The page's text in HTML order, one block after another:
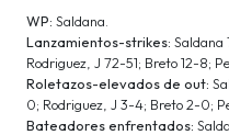
WP: Saldana.
Lanzamientos-strikes: Saldana
Rodriguez, J 72-51; Breto 12-8;
Roletazos-elevados de out:
0; Rodriguez, J 3-4; Breto 2-0;
Bateadores enfrentados: